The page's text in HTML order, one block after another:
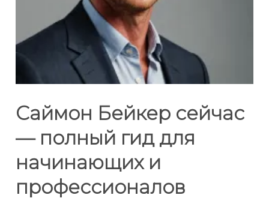
Саймон Бейкер сейчас
— полный гид для
начинающих и
профессионалов